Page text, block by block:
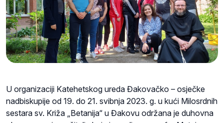
U organizaciji Katehetskog ureda Đakovačko – osječke
nadbiskupije od 19. do 21. svibnja 2023. g. u kući Milosrdnih
sestara sv. Križa „Betanija“ u Đakovu održana je duhovna